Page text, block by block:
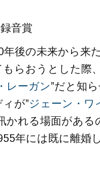
音賞
後の未来から来
もらおうとした際
レーガン”だと知
が”ジェーン・ワ
かれる場面がある
年には既に離婚